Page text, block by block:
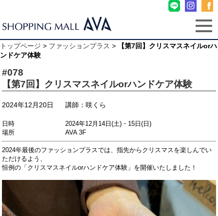
トップページ > ファッションプラス >
【第7回】クリスマスネイルorハ
ンドケア体験
#078
【第7回】クリスマスネイルorハンドケア体験
2024年12月20日 講師：咲くら
日時 2024年12月14日(土)・15日(日)
場所 AVA 3F
2024年最後のファッションプラスでは、指先からクリスマスを楽しんでい
ただけるよう、
恒例の 「クリスマスネイルorハンドケア体験」を開催いたしました！